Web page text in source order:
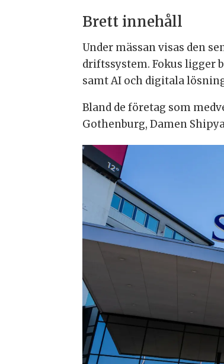
Brett innehåll
Under mässan visas den
driftssystem. Fokus ligger
samt AI och digitala
Bland de företag som
Gothenburg, Damen